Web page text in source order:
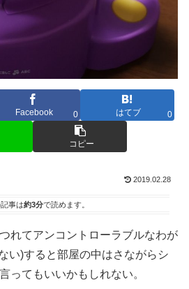
Facebook 0 はてブ 0
コピー
2019.02.28
事は約3分で読めます。
れてアンコントローラブルなわが
い)すると部屋の中はさながらシ
ってもいいかもしれない。